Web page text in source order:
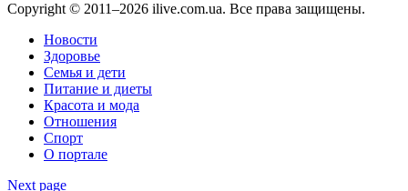
Copyright © 2011–2026 ilive.com.ua. Все права защищены.
Новости
Здоровье
Семья и дети
Питание и диеты
Красота и мода
Отношения
Спорт
О портале
Next page